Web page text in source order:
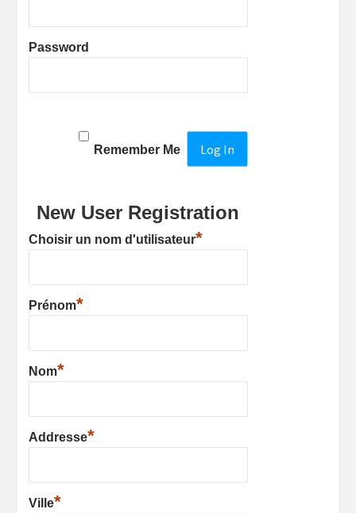
Password
Remember Me
New User Registration
Choisir un nom d'utilisateur*
Prénom*
Nom*
Addresse*
Ville*